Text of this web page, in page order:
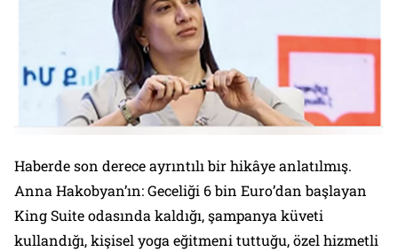
Haberde son derece ayrıntılı bir hikâye anlatılmış.
Anna Hakobyan’ın: Geceliği 6 bin Euro’dan başlayan
King Suite odasında kaldığı, şampanya küveti
kullandığı, kişisel yoga eğitmeni tuttuğu, özel hizmetli